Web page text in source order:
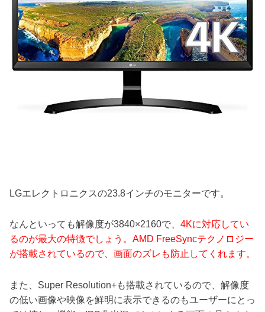
LGエレクトロニクスの23.8インチのモニターです。
なんといっても解像度が3840×2160で、 4Kに対応してい
るのが最大の特徴でしょう。AMD FreeSyncテクノロジー
が搭載されているので、画面のズレも防止してくれます。
また、Super Resolution+も搭載されているので、解像度
の低い画像や映像を鮮明に表示できるのもユーザーにとっ